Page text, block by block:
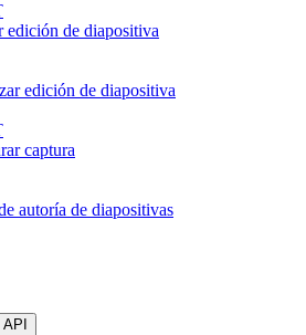
edición de diapositiva
edición de diapositiva
captura
autoría de diapositivas